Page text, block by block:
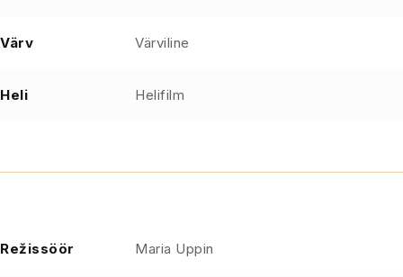
Värv Värviline
Heli Helifilm
Režissöör Maria Uppin